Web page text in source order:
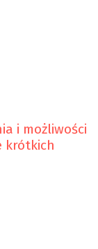
i możliwości
krótkich